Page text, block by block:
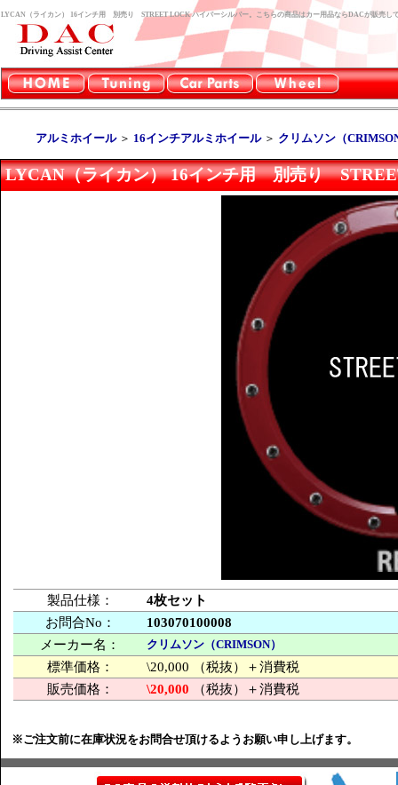
LYCAN（ライカン） 16インチ用 別売り STREET LOCK ハイパーシルバー。こちらの商品はカー用品ならDACが販売し
アルミホイール＞ 16インチアルミホイール＞ クリムソン（
LYCAN（ライカン） 16インチ用 別売り
製品仕様：
4枚セット
お問合No：
103070100008
メーカー名：
クリムソン（CRIMSON）
標準価格：
\20,000 （税抜）＋消費税
販売価格：
\20,000 （税抜）＋消費税
※ご注文前に在庫状況をお問合せ頂けるようお願い申し上げます。